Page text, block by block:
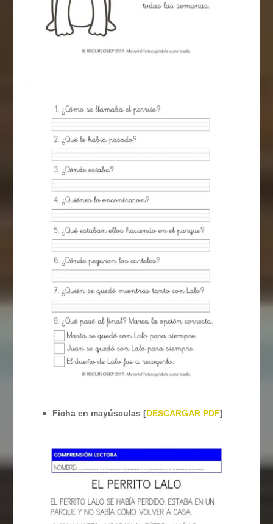
Ficha en mayúsculas [DESCARGAR PDF]